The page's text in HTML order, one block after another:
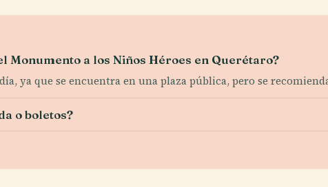
Monumento a los Niños Héroes en Querétaro?
ya que se encuentra en una plaza pública, pero se
o boletos?